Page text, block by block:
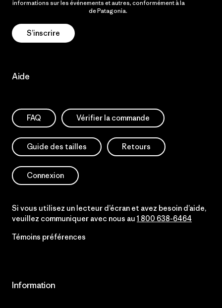
informations sur les événements et autres, conformément à la
de Patagonia.
S’inscrire
Aide
FAQ Vérifier la commande
Guide des tailles Retours
Connexion
Si vous utilisez un lecteur d’écran et avez besoin d’aide,
veuillez communiquer avec nous au 1 800 638-6464
Témoins préférences
Information